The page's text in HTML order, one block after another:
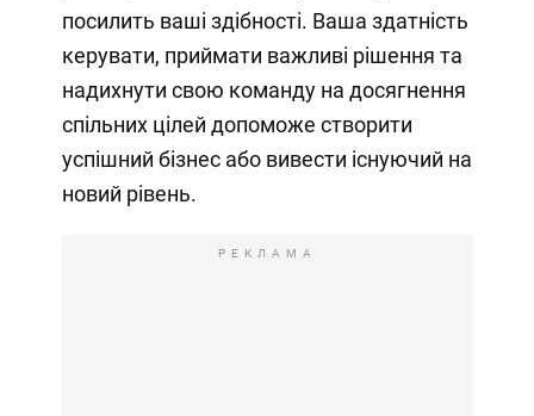
посилить ваші здібності. Ваша здатність
керувати, приймати важливі рішення та
надихнути свою команду на досягнення
спільних цілей допоможе створити
успішний бізнес або вивести існуючий на
новий рівень.
РЕКЛАМА